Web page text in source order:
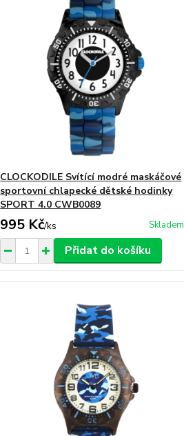
CLOCKODILE Svítící modré maskáčové
sportovní chlapecké dětské hodinky
SPORT 4.0 CWB0089
995 Kč/ks Skladem
Přidat do košíku